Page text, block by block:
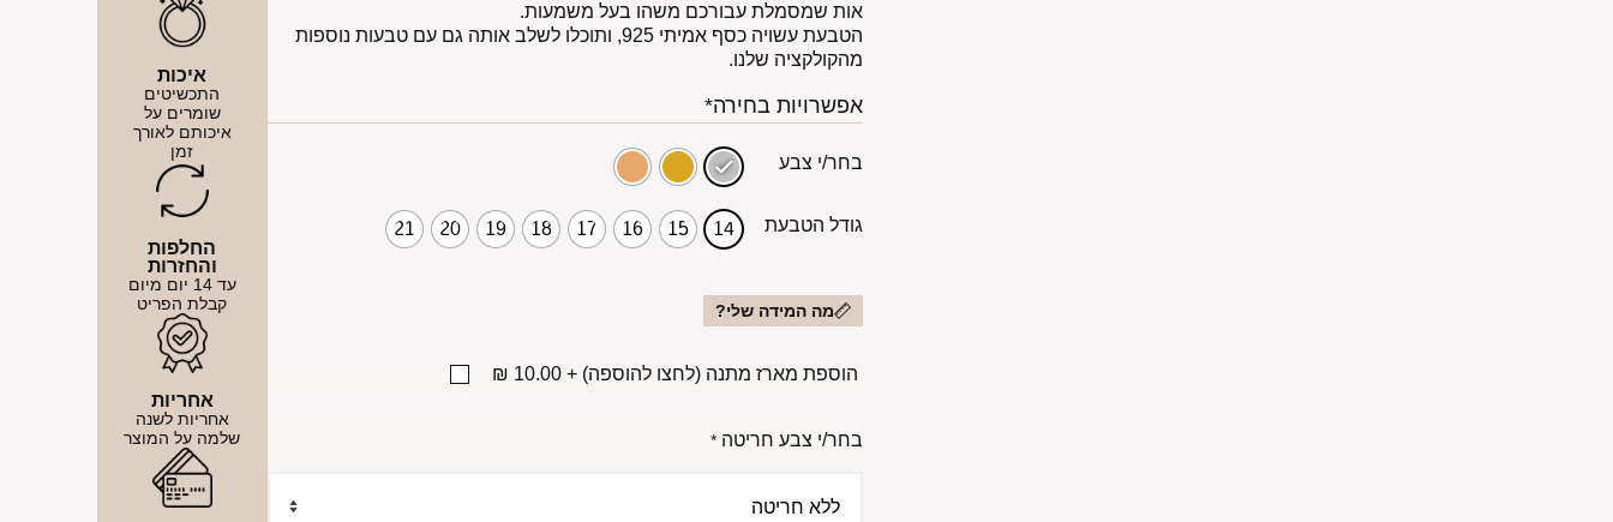
אות שמסמלת עבורכם משהו בעל משמעות.
הטבעת עשויה כסף אמיתי 925, ותוכלו לשלב אותה גם עם טבעות נוספות
מהקולקציה שלנו.
אפשרויות בחירה*
בחר/י צבע
גודל הטבעת 14
15
16
17
18
19
20
21
מה המידה שלי?
הוספת מארז מתנה (לחצו להוספה) +
10.00 ₪
בחר/י צבע חריטה *
איכות
התכשיטים
שומרים על
איכותם לאורך
זמן
החלפות
והחזרות
עד 14 יום מיום
קבלת הפריט
אחריות
אחריות לשנה
שלמה על המוצר